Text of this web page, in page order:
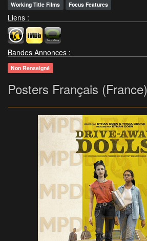
Working Title Films Focus Features
Liens :
Bandes Annonces :
Non Renseigné
Posters Français (France)